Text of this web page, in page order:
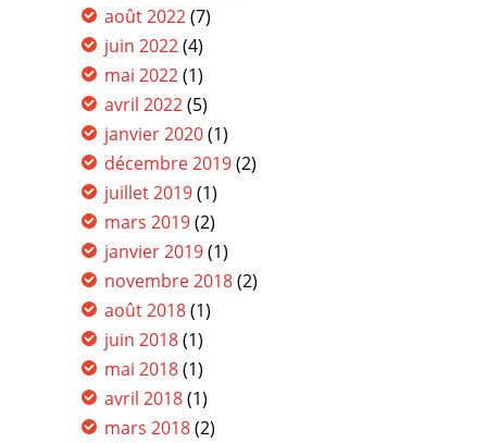
août 2022(7)
juin 2022(4)
mai 2022(1)
avril 2022(5)
janvier 2020(1)
décembre 2019(2)
juillet 2019(1)
mars 2019(2)
janvier 2019(1)
novembre 2018(2)
août 2018(1)
juin 2018(1)
mai 2018(1)
avril 2018(1)
mars 2018(2)